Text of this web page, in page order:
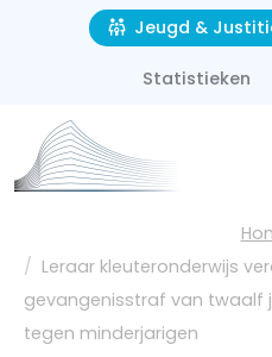
Overslaan en naar de inhoud
Second
Jeugd &
Statistieken
Leraar kleuteronderwijs
gevangenisstraf van twaalf
tegen minderjarigen